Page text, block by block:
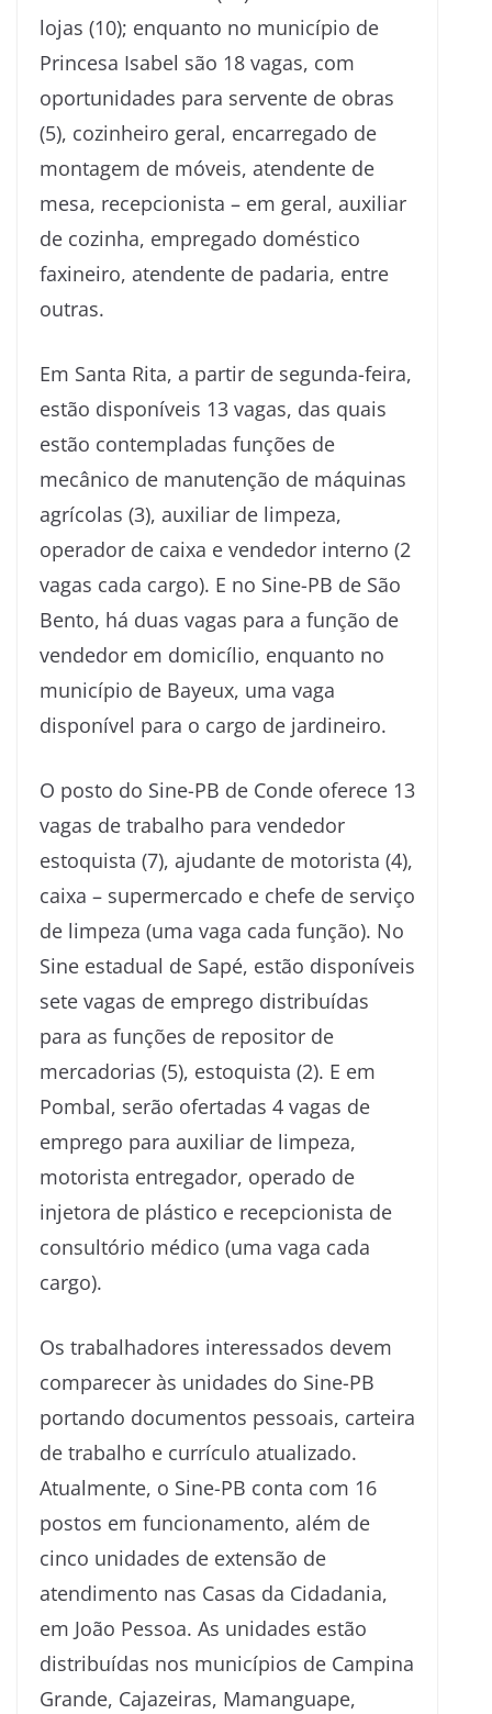
lojas (10); enquanto no município de
Princesa Isabel são 18 vagas, com
oportunidades para servente de obras
(5), cozinheiro geral, encarregado de
montagem de móveis, atendente de
mesa, recepcionista – em geral, auxiliar
de cozinha, empregado doméstico
faxineiro, atendente de padaria, entre
outras.
Em Santa Rita, a partir de segunda-feira,
estão disponíveis 13 vagas, das quais
estão contempladas funções de
mecânico de manutenção de máquinas
agrícolas (3), auxiliar de limpeza,
operador de caixa e vendedor interno (2
vagas cada cargo). E no Sine-PB de São
Bento, há duas vagas para a função de
vendedor em domicílio, enquanto no
município de Bayeux, uma vaga
disponível para o cargo de jardineiro.
O posto do Sine-PB de Conde oferece 13
vagas de trabalho para vendedor
estoquista (7), ajudante de motorista (4),
caixa – supermercado e chefe de serviço
de limpeza (uma vaga cada função). No
Sine estadual de Sapé, estão disponíveis
sete vagas de emprego distribuídas
para as funções de repositor de
mercadorias (5), estoquista (2). E em
Pombal, serão ofertadas 4 vagas de
emprego para auxiliar de limpeza,
motorista entregador, operado de
injetora de plástico e recepcionista de
consultório médico (uma vaga cada
cargo).
Os trabalhadores interessados devem
comparecer às unidades do Sine-PB
portando documentos pessoais, carteira
de trabalho e currículo atualizado.
Atualmente, o Sine-PB conta com 16
postos em funcionamento, além de
cinco unidades de extensão de
atendimento nas Casas da Cidadania,
em João Pessoa. As unidades estão
distribuídas nos municípios de Campina
Grande, Cajazeiras, Mamanguape,